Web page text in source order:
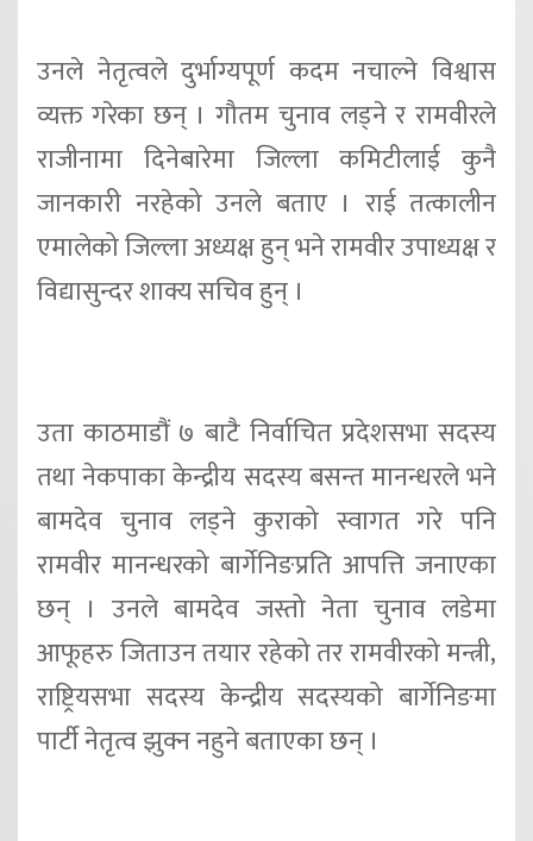
उनले नेतृत्वले दुर्भाग्यपूर्ण कदम नचाल्ने विश्वास
व्यक्त गरेका छन् । गौतम चुनाव लड्ने र रामवीरले
राजीनामा दिनेबारेमा जिल्ला कमिटीलाई कुनै
जानकारी नरहेको उनले बताए । राई तत्कालीन
एमालेको जिल्ला अध्यक्ष हुन् भने रामवीर उपाध्यक्ष र
विद्यासुन्दर शाक्य सचिव हुन् ।
उता काठमाडौं ७ बाटै निर्वाचित प्रदेशसभा सदस्य
तथा नेकपाका केन्द्रीय सदस्य बसन्त मानन्धरले भने
बामदेव चुनाव लड्ने कुराको स्वागत गरे पनि
रामवीर मानन्धरको बार्गेनिङप्रति आपत्ति जनाएका
छन् । उनले बामदेव जस्तो नेता चुनाव लडेमा
आफूहरु जिताउन तयार रहेको तर रामवीरको मन्त्री,
राष्ट्रियसभा सदस्य केन्द्रीय सदस्यको बार्गेनिङमा
पार्टी नेतृत्व झुक्न नहुने बताएका छन् ।